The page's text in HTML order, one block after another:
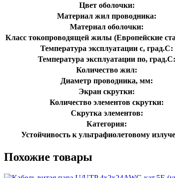
Цвет оболочки:
Материал жил проводника:
Материал оболочки:
Класс токопроводящей жилы (Европейские
Температура эксплуатации с, град.C:
Температура эксплуатации по, град.C:
Количество жил:
Диаметр проводника, мм:
Экран скрутки:
Количество элементов скрутки:
Скрутка элементов:
Категория:
Устойчивость к ультрафиолетовому
Похожие товары